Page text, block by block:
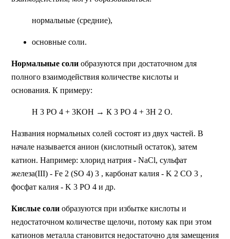
нормальные (средние),
основные соли.
Нормальные соли образуются при достаточном для
полного взаимодействия количестве кислоты и
основания. К примеру:
Н 3 РО 4 + 3КОН → К 3 РО 4 + 3Н 2 О.
Названия нормальных солей состоят из двух частей. В
начале называется анион (кислотный остаток), затем
катион. Например: хлорид натрия - NaCl, сульфат
железа(III) - Fe 2 (SО 4) 3 , карбонат калия - K 2 CO 3 ,
фосфат калия - K 3 PO 4 и др.
Кислые соли образуются при избытке кислоты и
недостаточном количестве щелочи, потому как при этом
катионов металла становится недостаточно для замещения